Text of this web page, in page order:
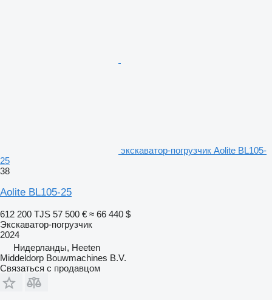
экскаватор-погрузчик Aolite BL105-
25
38
Aolite BL105-25
612 200 TJS 57 500 € ≈ 66 440 $
Экскаватор-погрузчик
2024
Нидерланды, Heeten
Middeldorp Bouwmachines B.V.
Связаться с продавцом